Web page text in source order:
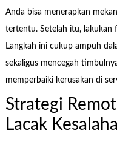
Anda bisa menerapkan
tertentu. Setelah itu, lakukan
Langkah ini cukup ampuh
sekaligus mencegah
memperbaiki kerusakan di
Strategi
Lacak